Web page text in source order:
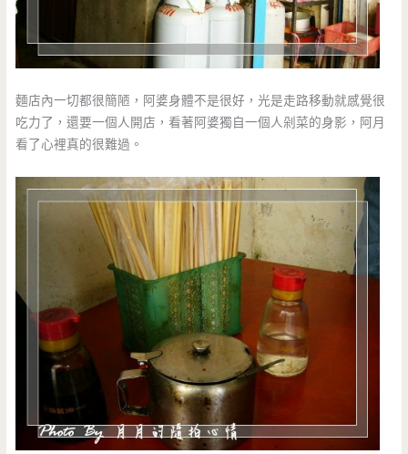
麵店內一切都很簡陋，阿婆身體不是很好，光是走路移動就感覺很
吃力了，還要一個人開店，看著阿婆獨自一個人剁菜的身影，阿月
看了心裡真的很難過。